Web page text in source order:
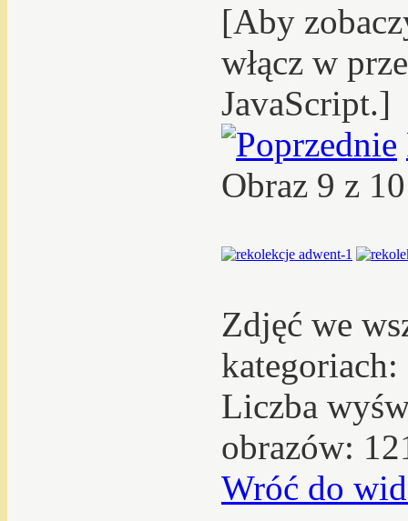
[Aby
włącz w
JavaScript.]
Obraz 9 z
Zdjęć we
kategoriach:
Liczba
obrazów:
Wróć do